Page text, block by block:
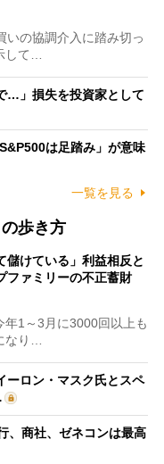
の協調介入に踏み切っ
して…
…」損失を投資家として
は足踏み」が意味
一覧を見る
歩き方
儲けている」利益相反と
ファミリーの不正蓄財
1～3月に3000回以上も
なり…
ーロン・マスク氏とスペ
、商社、ゼネコンは最高